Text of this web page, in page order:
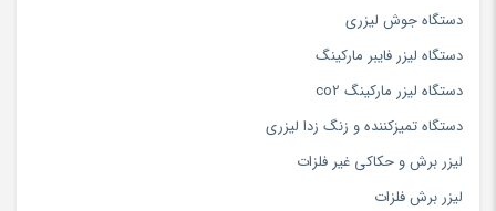
دستگاه جوش لیزری
دستگاه لیزر فایبر مارکینگ
دستگاه لیزر مارکینگ co2
دستگاه تمیزکننده و زنگ زدا لیزری
لیزر برش و حکاکی غیر فلزات
لیزر برش فلزات